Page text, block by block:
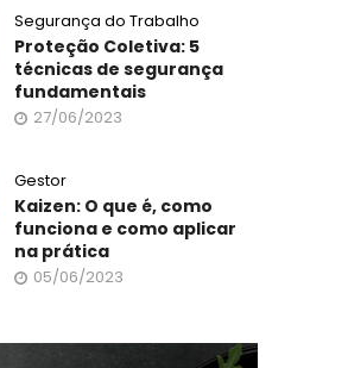
Segurança do Trabalho
Proteção Coletiva: 5
técnicas de segurança
fundamentais
27/06/2023
Gestor
Kaizen: O que é, como
funciona e como aplicar
na prática
05/06/2023